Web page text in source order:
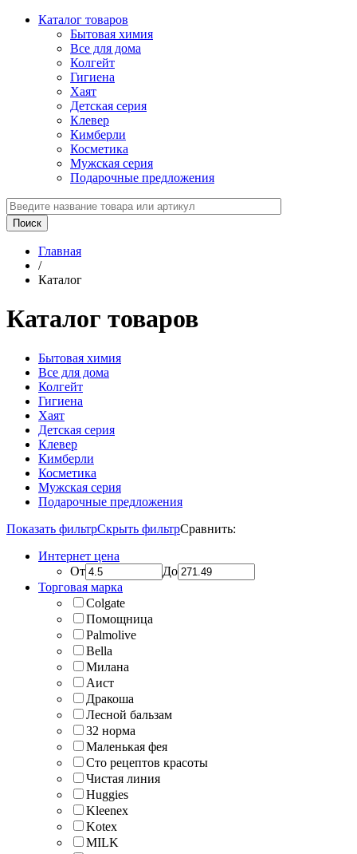
Каталог товаров
Бытовая химия
Все для дома
Колгейт
Гигиена
Хаят
Детская серия
Клевер
Кимберли
Косметика
Мужская серия
Подарочные предложения
Главная
/
Каталог
Каталог товаров
Бытовая химия
Все для дома
Колгейт
Гигиена
Хаят
Детская серия
Клевер
Кимберли
Косметика
Мужская серия
Подарочные предложения
Показать фильтрСкрыть фильтрСравнить:
Интернет цена
От
До
Торговая марка
Colgate
Помощница
Palmolive
Bella
Милана
Аист
Дракоша
Лесной бальзам
32 норма
Маленькая фея
Сто рецептов красоты
Чистая линия
Huggies
Kleenex
Kotex
MILK